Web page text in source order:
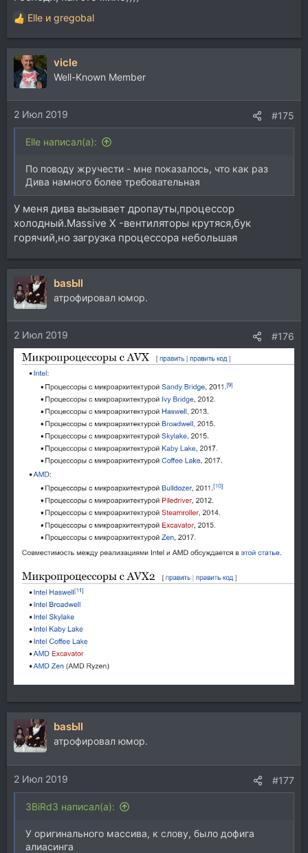
Р
е
а
к
ц
и
и
:
Elle и gregobal
vicle
Well-Known Member
2 Июл 2019 #175
Elle написал(а):
По поводу жручести - мне показалось, что как раз
Дива намного более требовательная
У меня дива вызывает дропауты,процессор
холодный.Massive X -вентиляторы крутяся,бук
горячий,но загрузка процессора небольшая
basЫl
атрофировал юмор.
2 Июл 2019 #176
basЫl
атрофировал юмор.
2 Июл 2019 #177
3BiRd3 написал(а):
У оригинального массива, к слову, было дофига
алиасинга